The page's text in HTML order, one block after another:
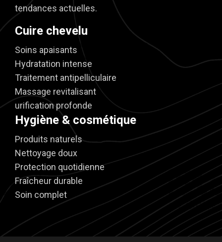
tendances actuelles.
Cuire chevelu
Soins apaisants
Hydratation intense
Traitement antipelliculaire
Massage revitalisant
urification profonde
Hygiène & cosmétique
Produits naturels
Nettoyage doux
Protection quotidienne
Fraîcheur durable
Soin complet